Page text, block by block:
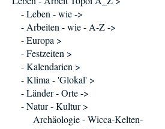
- Leben - wie ->
- Arbeiten - wie - A-Z ->
- Europa >
- Festzeiten >
- Kalendarien >
- Klima - 'Glokal' >
- Länder - Orte ->
- Natur - Kultur >
Archäologie - Wicca-Kelten-